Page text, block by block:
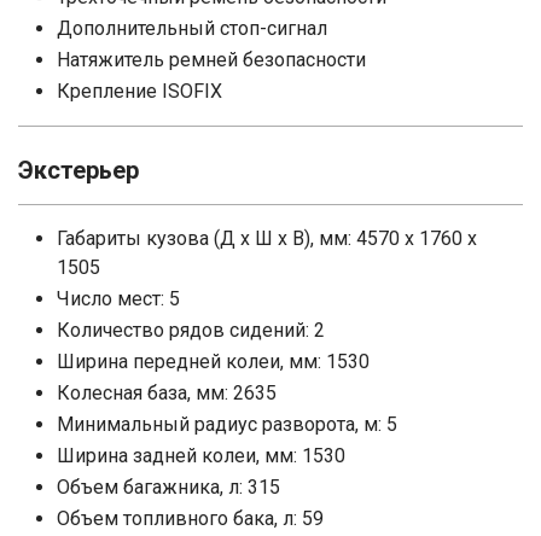
Дополнительный стоп-сигнал
Натяжитель ремней безопасности
Крепление ISOFIX
Экстерьер
Габариты кузова (Д x Ш x В), мм: 4570 x 1760 x
1505
Число мест: 5
Количество рядов сидений: 2
Ширина передней колеи, мм: 1530
Колесная база, мм: 2635
Минимальный радиус разворота, м: 5
Ширина задней колеи, мм: 1530
Объем багажника, л: 315
Объем топливного бака, л: 59